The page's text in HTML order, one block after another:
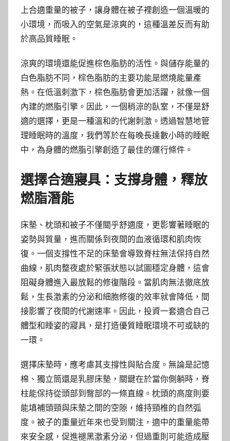
上合適重量的被子，讓身體在被子裡創造一個溫暖的
小環境，而吸入的空氣是涼爽的，這種溫差反而有助
於高品質睡眠。
涼爽的環境還能促進棕色脂肪的活性。與儲存能量的
白色脂肪不同，棕色脂肪的主要功能是燃燒能量產
熱。在低溫刺激下，棕色脂肪會更加活躍，就像一個
內建的燃脂引擎。因此，一個稍涼的臥室，不僅是舒
適的選擇，更是一種溫和的代謝刺激。透過智慧地管
理睡眠時的溫度，我們等於在每晚長達數小時的睡眠
中，為身體的燃脂引擎創造了最佳的運行條件。
選擇合適寢具：支撐身體，釋放
燃脂潛能
床墊、枕頭和被子不僅關乎舒適度，更影響著睡眠的
姿勢與質量，進而關係到夜間的血液循環和肌肉恢
復。一個支撐性不足的床墊會導致脊柱無法保持自然
曲線，肌肉整夜處於緊張狀態以試圖穩定身體，這會
阻礙身體進入最放鬆的修復階段。當肌肉無法徹底放
鬆，生長激素的分泌和細胞修復的效率就會降低，間
接影響了夜間的代謝速率。因此，投資一套適合自己
體型和睡姿的寢具，是打造優質睡眠環境不可或缺的
一環。
選擇床墊時，應考慮其支撐性與貼合度。無論是記憶
棉、獨立筒還是乳膠床墊，關鍵在於當你側躺時，脊
柱能保持從頭部到臀部的一條直線。枕頭的高度則要
能填補頭頸與床墊之間的空隙，維持頸椎的自然弧
度。被子的重量近年來也受到關注，適中的重量能帶
來安全感，促進褪黑激素分泌，但過重則可能造成壓